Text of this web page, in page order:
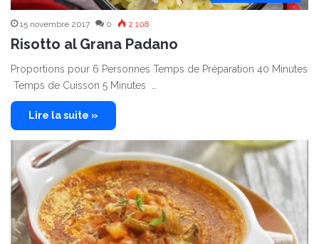
15 novembre 2017 0 2 108
Risotto al Grana Padano
Proportions pour 6 Personnes Temps de Préparation 40 Minutes
Temps de Cuisson 5 Minutes …
Lire la suite »